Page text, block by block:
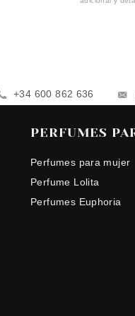
+34 600 862 636
PERFUMES
Perfumes para mujer
Perfume Lolita
Perfumes Euphoria